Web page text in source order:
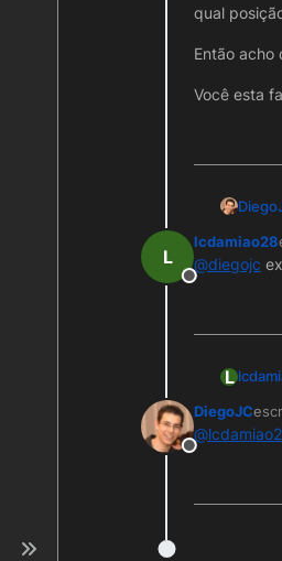
qual
Então acho
Você esta
L
Offline
lcdamiao28
@diegojc
L
Offline
DiegoJC
@